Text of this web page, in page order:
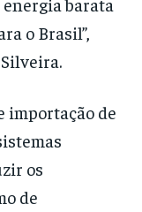
o Brasil”,
importação de
os
de